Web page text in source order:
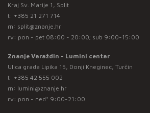
Kraj Sv. Marije 1, Split
t: +385 21 271 714
m: split@znanje.hr
rv: pon - pet 08:00 - 20:00; sub 9:00-15:00
Znanje Varaždin - Lumini centar
Ulica grada Lipika 15, Donji Kneginec, Turčin
t: +385 42 555 002
m: lumini@znanje.hr
rv: pon - ned* 9:00-21:00